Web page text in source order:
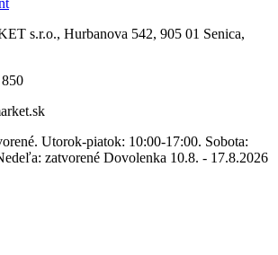
s.r.o., Hurbanova 542, 905 01 Senica,
Utorok-piatok: 10:00-17:00. Sobota:
zatvorené Dovolenka 10.8. - 17.8.2026